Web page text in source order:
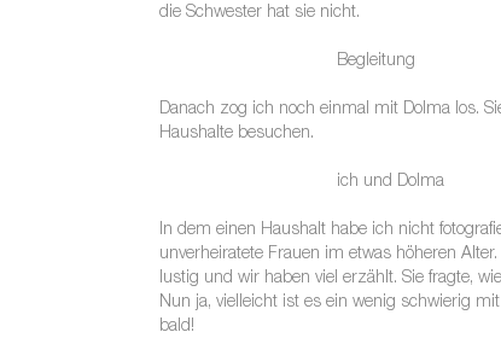
die Schwester hat sie nicht.
Begleitung
Danach zog ich noch einmal mit Dolma los.
Haushalte besuchen.
ich und Dolma
In dem einen Haushalt habe ich nicht
unverheiratete Frauen im etwas höheren
lustig und wir haben viel erzählt. Sie fragte,
Nun ja, vielleicht ist es ein wenig schwierig
bald!